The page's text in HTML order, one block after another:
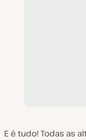
E é tudo! Todas as